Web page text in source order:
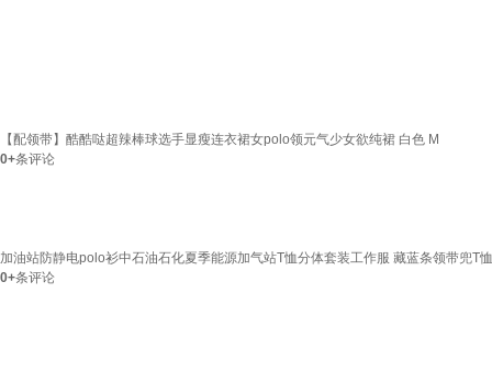
【配领带】酷酷哒超辣棒球选手显瘦连衣裙女polo领元气少女欲纯裙 白色 M
0+条评论
加油站防静电polo衫中石油石化夏季能源加气站T恤分体套装工作服 藏蓝条领带兜T
0+条评论